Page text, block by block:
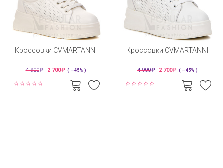
Кроссовки CVMARTANNI
4 900 2 700 ( —45% )
Кроссовки CVMARTANNI
4 900 2 700 ( —45% )